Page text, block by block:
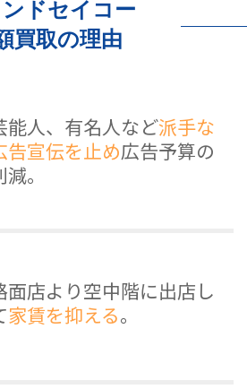
ドセイコー
買取の理由
能人、有名人など派手な
告宣伝を止め広告予算の
減。
面店より空中階に出店し
家賃を抑える。